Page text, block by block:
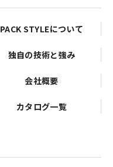
PACK STYLEについて
独自の技術と強み
会社概要
カタログ一覧